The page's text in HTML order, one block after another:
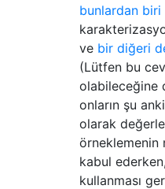
bunlardan biri
ve bir diğeri
(Lütfen bu
olabileceğine
onların şu
olarak
örneklemenin
kabul
kullanması